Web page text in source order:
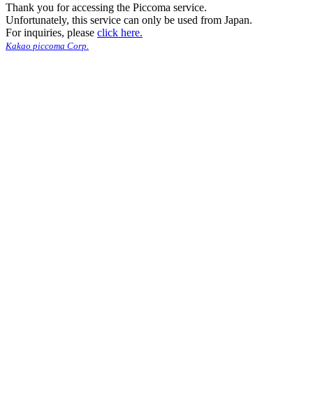
Thank you for accessing the Piccoma service.
Unfortunately, this service can only be used from Japan.
For inquiries, please click here.
Kakao piccoma Corp.